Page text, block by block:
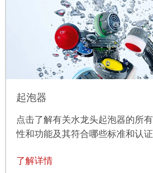
起泡器
点击了解有关水龙头起泡器的所
性和功能及其符合哪些标准和认证
了解详情